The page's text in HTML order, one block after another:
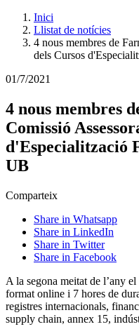
Inici
Llistat de notícies
4 nous membres de
dels Cursos
01/7/2021
4 nous membres
Comissió
d'Especialització
UB
Comparteix
Share in Whatsapp
Share in LinkedIn
Share in Twitter
Share in Facebook
A la segona meitat de l’any
format online i 7 hores de
registres internacionals,
supply chain, annex 15,